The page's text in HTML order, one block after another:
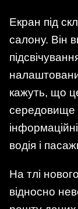
Екран під
салону. Він
кажуть, що
середовище
водія і
На тлі
відносно